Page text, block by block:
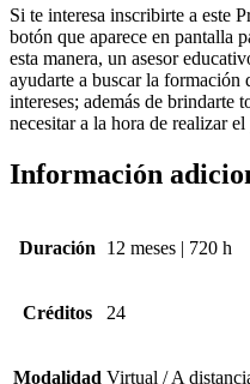
Si te interesa inscribirte a este
botón que aparece en pantalla
esta manera, un asesor
ayudarte a buscar la formación
intereses; además de brindarte
necesitar a la hora de realizar
Información
Duración 12 meses | 720 h
Créditos 24
Modalidad Virtual / A